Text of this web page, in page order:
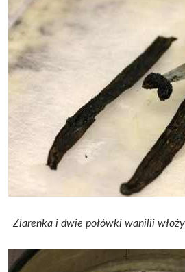
Ziarenka i dwie połówki wanilii